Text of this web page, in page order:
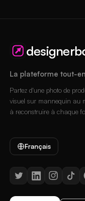
La plateforme tout-
Partez d'une photo de
visuel sur mannequin au
à reconstruire à chaque
Français